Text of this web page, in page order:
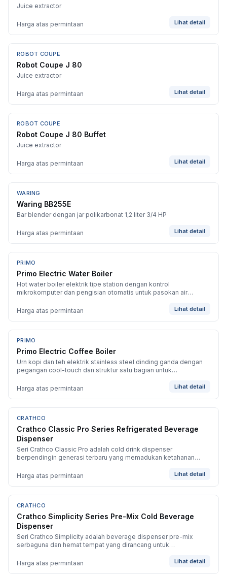
Juice extractor
Harga atas permintaan Lihat detail
ROBOT COUPE
Robot Coupe J 80
Juice extractor
Harga atas permintaan Lihat detail
ROBOT COUPE
Robot Coupe J 80 Buffet
Juice extractor
Harga atas permintaan Lihat detail
WARING
Waring BB255E
Bar blender dengan jar polikarbonat 1,2 liter 3/4 HP
Harga atas permintaan Lihat detail
BARU
PRIMO
Primo Electric Water Boiler
Hot water boiler elektrik tipe station dengan kontrol
mikrokomputer dan pengisian otomatis untuk pasokan air
Harga atas permintaan
Lihat detail
BARU
PRIMO
Primo Electric Coffee Boiler
Urn kopi dan teh elektrik stainless steel dinding ganda dengan
pegangan cool-touch dan struktur satu bagian untuk
Harga atas permintaan
Lihat detail
BARU
CRATHCO
Crathco Classic Pro Series Refrigerated Beverage
Dispenser
Seri Crathco Classic Pro adalah cold drink dispenser
berpendingin generasi terbaru yang memadukan ketahanan
berorientasi operator.
Harga atas permintaan Lihat detail
BARU
CRATHCO
Crathco Simplicity Series Pre-Mix Cold Beverage
Dispenser
Seri Crathco Simplicity adalah beverage dispenser pre-mix
serbaguna dan hemat tempat yang dirancang untuk
mengoptimalkan ruang counter yang sempit.
Harga atas permintaan Lihat detail